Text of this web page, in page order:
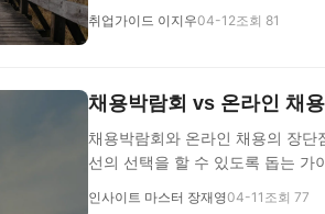
취업가이드 이지우04-12조회 81
채용박람회 vs 온라인 채
채용박람회와 온라인 채용의 장
선의 선택을 할 수 있도록 돕는 가
인사이트 마스터 장재영04-11 조회 77